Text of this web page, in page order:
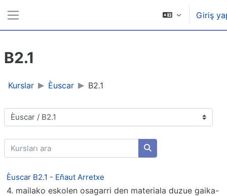
Giriş
B2.1
Kurslar Èuscar B2.1
Kurs Kategorileri
Kursları ara
Kursları ara
Èuscar B2.1 - Eñaut Arretxe
4. mailako eskolen osagarri den materiala duzue gaika-